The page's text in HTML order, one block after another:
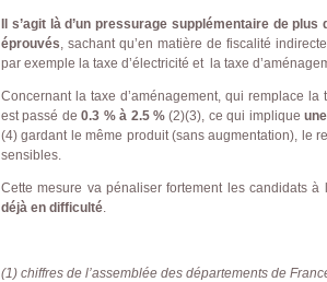
Il s’agit là d’un pressurage supplémentaire de
éprouvés, sachant qu’en matière de fiscalité
par exemple la taxe d’électricité et la taxe
Concernant la taxe d’aménagement, qui remplace
est passé de0.3 % à 2.5 %(2)(3), ce qui implique
(4) gardant le même produit (sans augmentation), le
sensibles.
Cette mesure va pénaliser fortement les candidats à
déjà en difficulté.
(1) chiffres de l’assemblée des départements de